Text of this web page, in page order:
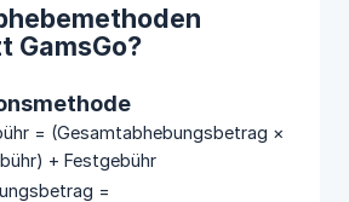
GamsGo?
= (Gesamtabhebungsbetrag ×
+ Festgebühr
=